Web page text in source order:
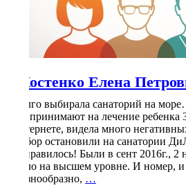
Костенко Елена
Долго выбирала санаторий на
где принимают на лечение ребенка
интернете, видела много
выбор остановили на санатории
понравилось! Были в сент 2016г.,
было на высшем уровне. И номер,
(разнообразно, …